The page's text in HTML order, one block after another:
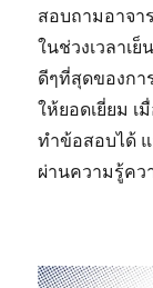
สอบถามอาจา
ในช่วงเวลาเ
ดีๆที่สุดของกา
ให้ยอดเยี่ยม เ
ทำข้อสอบได้
ผ่านความรู้คว